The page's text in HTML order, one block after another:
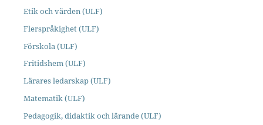
Etik och värden (ULF)
Flerspråkighet (ULF)
Förskola (ULF)
Fritidshem (ULF)
Lärares ledarskap (ULF)
Matematik (ULF)
Pedagogik, didaktik och lärande (ULF)